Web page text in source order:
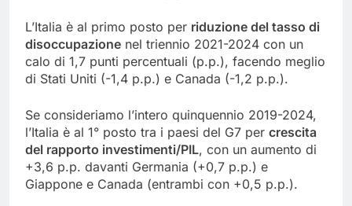
L’Italia è al primo posto per riduzione del tasso di
disoccupazione nel triennio 2021-2024 con un
calo di 1,7 punti percentuali (p.p.), facendo meglio
di Stati Uniti (-1,4 p.p.) e Canada (-1,2 p.p.).
Se consideriamo l’intero quinquennio 2019-2024,
l’Italia è al 1° posto tra i paesi del G7 per crescita
del rapporto investimenti/PIL, con un aumento di
+3,6 p.p. davanti Germania (+0,7 p.p.) e
Giappone e Canada (entrambi con +0,5 p.p.).